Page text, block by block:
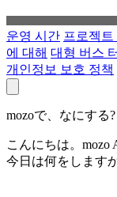
운영 시간 프로젝트
에 대해 대형 버스
개인정보 보호 정책
mozoで、なにする?
こんにちは。mozo
今日は何をします